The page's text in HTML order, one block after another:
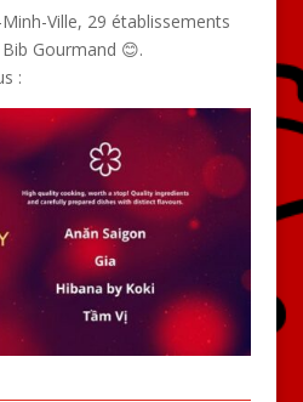
Ville, 29 établissements
Gourmand 😊.
: